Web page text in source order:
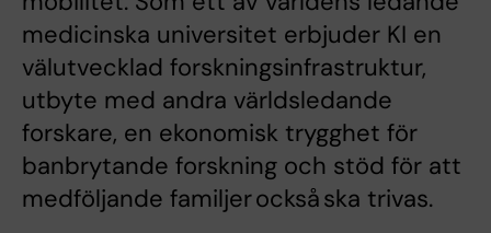
medicinska universitet erbjuder KI en
välutvecklad forskningsinfrastruktur,
utbyte med andra världsledande
forskare, en ekonomisk trygghet för
banbrytande forskning och stöd för att
medföljande familjer också ska trivas.